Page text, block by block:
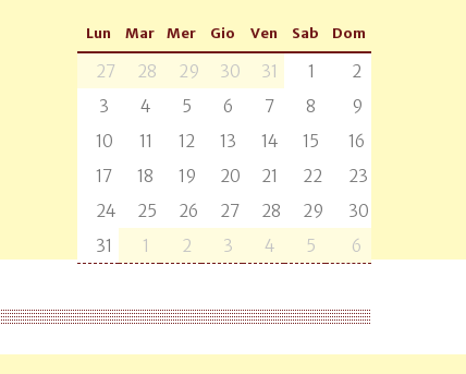
Lun Mar Mer Gio Ven Sab Dom
27 28 29 30 31 1
2
3
4 5 6 7 8
9
10
11 12 13 14 15
16
17
18 19 20 21 22
23
24
25 26 27 28 29
30
31
1 2 3 4 5 6